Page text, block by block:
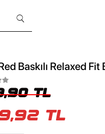
Baskılı Relaxed Fit
TL
TL